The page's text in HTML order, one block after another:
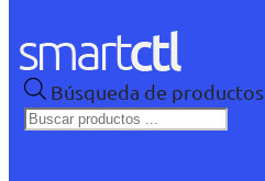
Búsqueda de productos